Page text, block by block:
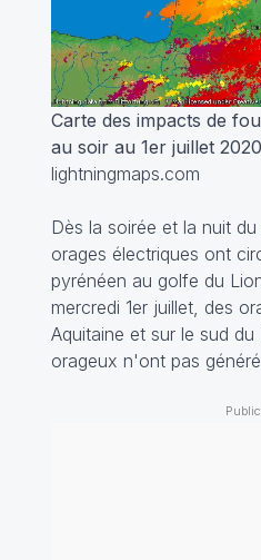
Carte des impacts de
au soir au 1er juillet
lightningmaps.com
Dès la soirée et la nuit
orages électriques ont
pyrénéen au golfe du
mercredi 1er juillet, des
Aquitaine et sur le sud
orageux n'ont pas